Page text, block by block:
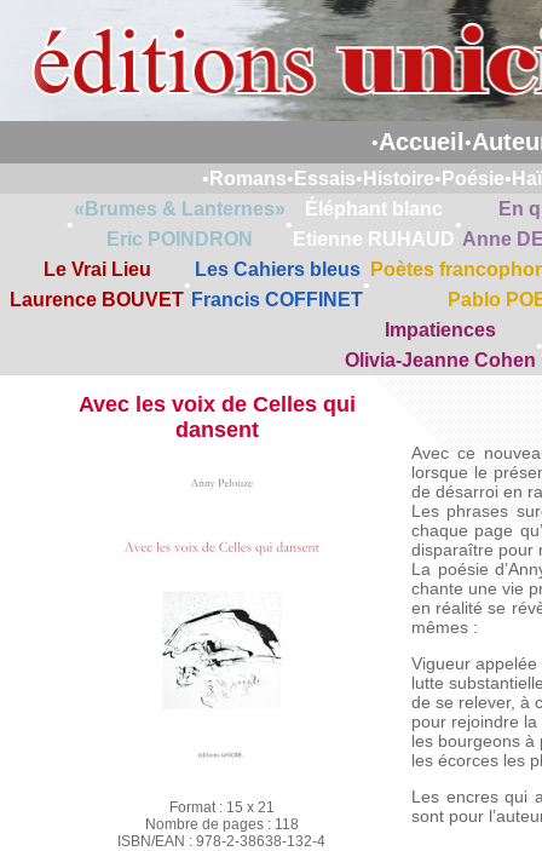
•Accueil •
• Romans• Essais• Histoire• Poésie•
•
«Brumes & Lanternes»
Eric POINDRON
•
Éléphant blanc
Etienne RUHAUD
•
En
Anne
Le Vrai Lieu
Laurence BOUVET
•
Les Cahiers bleus
Francis COFFINET
•
Poètes
Pablo
Impatiences
Olivia-Jeanne Cohen
•
Avec les voix de Celles qui
dansent
Format : 15 x 21
Nombre de pages : 118
ISBN/EAN : 978-2-38638-132-4
Avec ce
lorsque le
de désarroi en
Les phrases
chaque page
disparaître pour
La poésie
chante une vie
en réalité se
mêmes :
Vigueur appelée
lutte
de se relever, à
pour rejoindre la
les bourgeons à
les écorces les
Les encres qui
sont pour